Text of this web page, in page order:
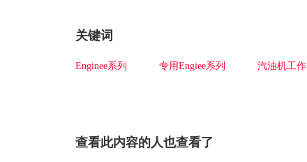
关键词
Enginee系列 专用Engiee系列 汽油机工作
查看此内容的人也查看了